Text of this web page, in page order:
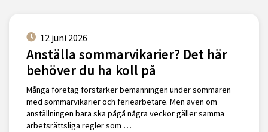
12 juni 2026
Anställa sommarvikarier? Det här
behöver du ha koll på
Många företag förstärker bemanningen under sommaren
med sommarvikarier och feriearbetare. Men även om
anställningen bara ska pågå några veckor gäller samma
arbetsrättsliga regler som …